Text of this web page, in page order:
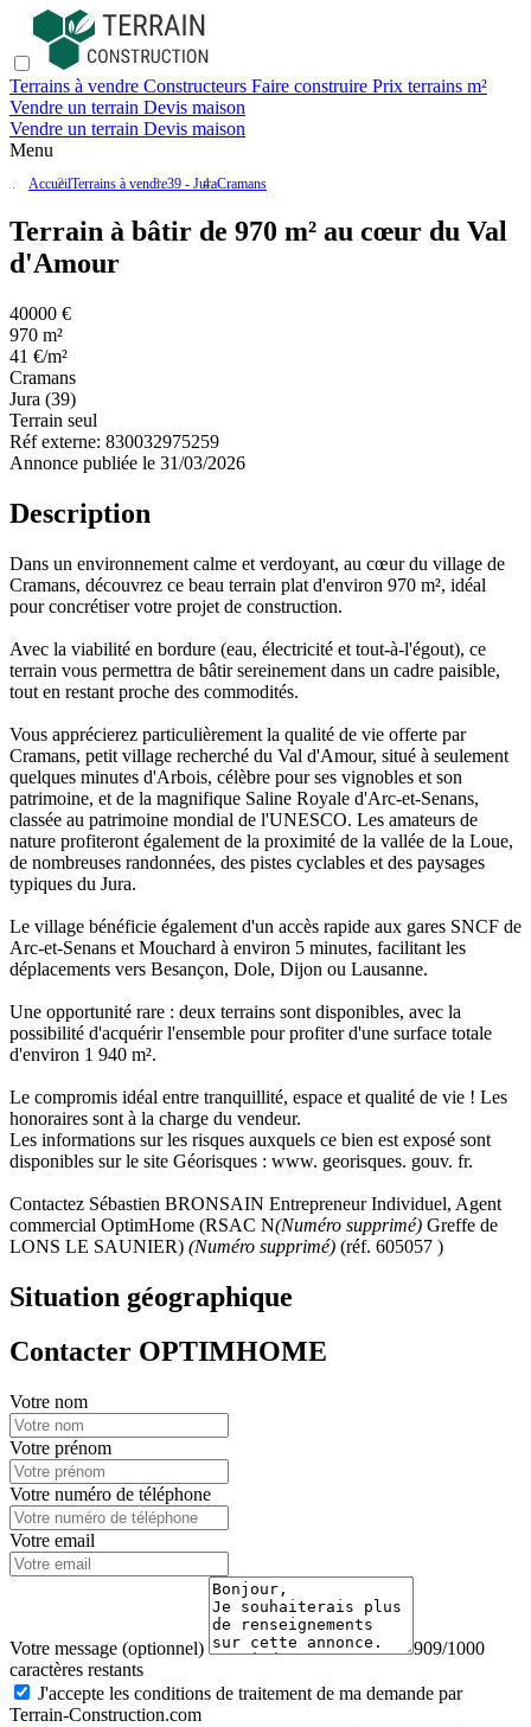
Terrains à vendre Constructeurs Faire construire Prix terrains m²
Vendre un terrain Devis maison
Vendre un terrain Devis maison
Menu
AccueilTerrains à vendre39 - JuraCramans
Terrain à bâtir de 970 m² au cœur du Val
d'Amour
40000 €
970 m²
41 €/m²
Cramans
Jura (39)
Terrain seul
Réf externe: 830032975259
Annonce publiée le 31/03/2026
Description
Dans un environnement calme et verdoyant, au cœur du village de
Cramans, découvrez ce beau terrain plat d'environ 970 m², idéal
pour concrétiser votre projet de construction.
Avec la viabilité en bordure (eau, électricité et tout-à-l'égout), ce
terrain vous permettra de bâtir sereinement dans un cadre paisible,
tout en restant proche des commodités.
Vous apprécierez particulièrement la qualité de vie offerte par
Cramans, petit village recherché du Val d'Amour, situé à seulement
quelques minutes d'Arbois, célèbre pour ses vignobles et son
patrimoine, et de la magnifique Saline Royale d'Arc-et-Senans,
classée au patrimoine mondial de l'UNESCO. Les amateurs de
nature profiteront également de la proximité de la vallée de la Loue,
de nombreuses randonnées, des pistes cyclables et des paysages
typiques du Jura.
Le village bénéficie également d'un accès rapide aux gares SNCF de
Arc-et-Senans et Mouchard à environ 5 minutes, facilitant les
déplacements vers Besançon, Dole, Dijon ou Lausanne.
Une opportunité rare : deux terrains sont disponibles, avec la
possibilité d'acquérir l'ensemble pour profiter d'une surface totale
d'environ 1 940 m².
Le compromis idéal entre tranquillité, espace et qualité de vie ! Les
honoraires sont à la charge du vendeur.
Les informations sur les risques auxquels ce bien est exposé sont
disponibles sur le site Géorisques : www. georisques. gouv. fr.
Contactez Sébastien BRONSAIN Entrepreneur Individuel, Agent
commercial OptimHome (RSAC N(Numéro supprimé) Greffe de
LONS LE SAUNIER) (Numéro supprimé) (réf. 605057 )
Situation géographique
Contacter OPTIMHOME
Votre nom
Votre prénom
Votre numéro de téléphone
Votre email
Votre message (optionnel)
909/1000
caractères restants
J'accepte les conditions de traitement de ma demande par
Terrain-Construction.com